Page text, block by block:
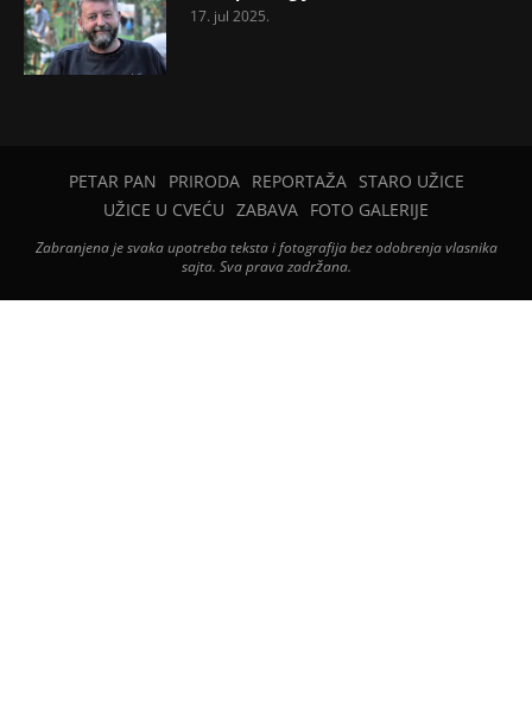
17. jul 2025.
PETAR PAN PRIRODA REPORTAŽA
STARO UŽICE
UŽICE U CVEĆU ZABAVA FOTO GALERIJE
Zabranjena je svaka upotreba teksta i fotografija bez odobrenja vlasnika
sajta. Sva prava zadržana.